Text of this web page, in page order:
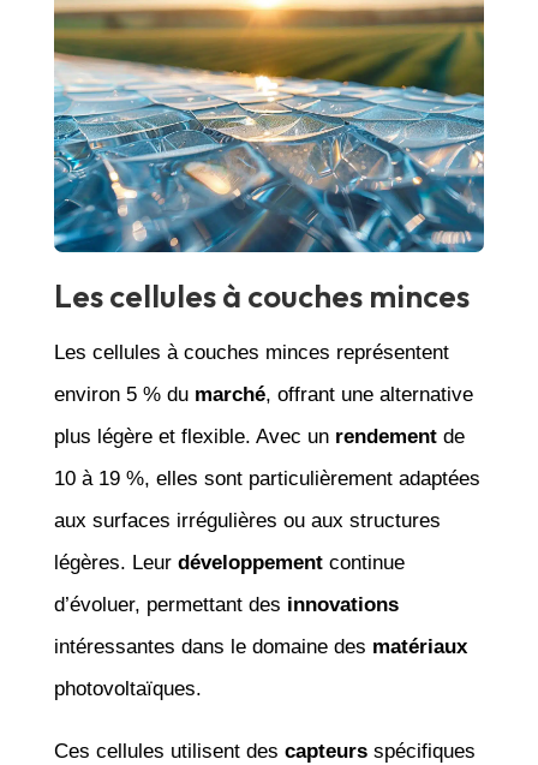
Les cellules à couches minces
Les cellules à couches minces représentent
environ 5 % du marché, offrant une alternative
plus légère et flexible. Avec un rendementde
10 à 19 %, elles sont particulièrement adaptées
aux surfaces irrégulières ou aux structures
légères. Leur développementcontinue
d’évoluer, permettant des innovations
intéressantes dans le domaine des matériaux
photovoltaïques.
Ces cellules utilisent des capteursspécifiques